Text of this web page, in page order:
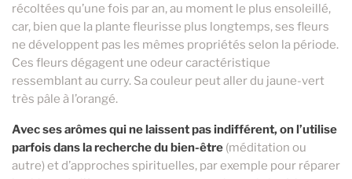
récoltées qu’une fois par an, au moment le plus ensoleillé,
car, bien que la plante fleurisse plus longtemps, ses fleurs
ne développent pas les mêmes propriétés selon la période.
Ces fleurs dégagent une odeur caractéristique
ressemblant au curry. Sa couleur peut aller du jaune-vert
très pâle à l’orangé.
Avec ses arômes qui ne laissent pas indifférent, on l’utilise
parfois dans la recherche du bien-être (méditation ou
autre) et d’approches spirituelles, par exemple pour réparer